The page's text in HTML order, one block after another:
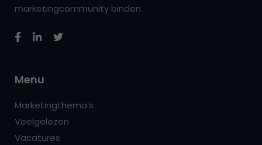
marketingcommunity binden.
Menu
Marketingthema’s
Veelgelezen
Vacatures